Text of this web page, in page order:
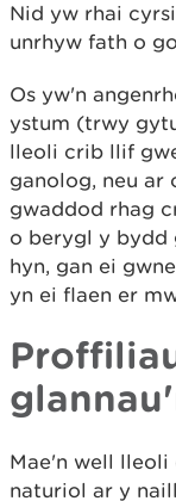
Nid yw rhai
unrhyw fath o
Os yw'n
ystum (trwy
lleoli crib llif
ganolog, neu ar
gwaddod rhag
o berygl y bydd
hyn, gan ei
yn ei flaen er
Mae'n well lleoli
naturiol ar y